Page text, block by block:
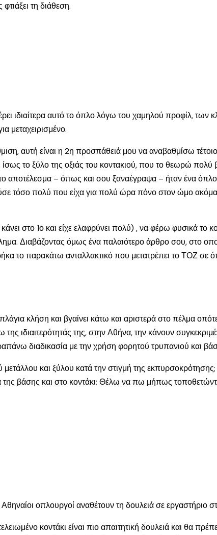
τη διάθεση.
αυτό το όπλο λόγω του χαμηλού προφίλ, των
μεταχειρισμένο.
αυτή είναι η 2η προσπάθειά μου να αναβαθμίσω
το ξύλο της οξιάς του κοντακιού, που το θεωρώ πολύ
αποτέλεσμα – όπως και σου ξαναέγραψα – ήταν ένα
τόσο πολύ που είχα για πολύ ώρα πόνο στον ώμο
στο 1ο και είχε ελαφρύνει πολύ) , να φέρω φυσικά το
Διαβάζοντας όμως ένα παλαιότερο άρθρο σου, στο
το παρακάτω ανταλλακτικό που μετατρέπει το ΤΟΖ σε
κλήση και βγαίνει κάτω και αριστερά στο πέλμα
ιδιαιτερότητάς της, στην Αθήνα, την κάνουν
διαδικασία με την χρήση φορητού τρυπανιού και
και ξύλου κατά την στιγμή της
της βάσης και στο κοντάκι; Θέλω να πω μήπως
οπλουργοί αναθέτουν τη δουλειά σε εργαστήριο
κοντάκι είναι πιο απαιτητική δουλειά και θα